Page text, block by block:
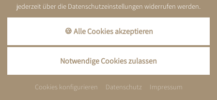
jederzeit über die Datenschutzeinstellungen widerrufen werden.
🍪 Alle Cookies akzeptieren
Notwendige Cookies zulassen
Cookies konfigurieren Datenschutz Impressum
VERFÜGBARKEIT PRÜFEN